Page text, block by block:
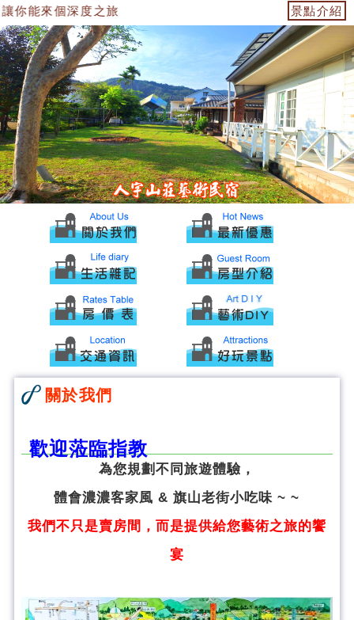
你能來個深度之旅 景點介紹
關於我們
歡迎蒞臨指教
為您規劃不同旅遊體驗，
體會濃濃客家風 & 旗山老街小吃味 ~ ~
我們不只是賣房間，而是提供給您藝術之旅的饗
宴